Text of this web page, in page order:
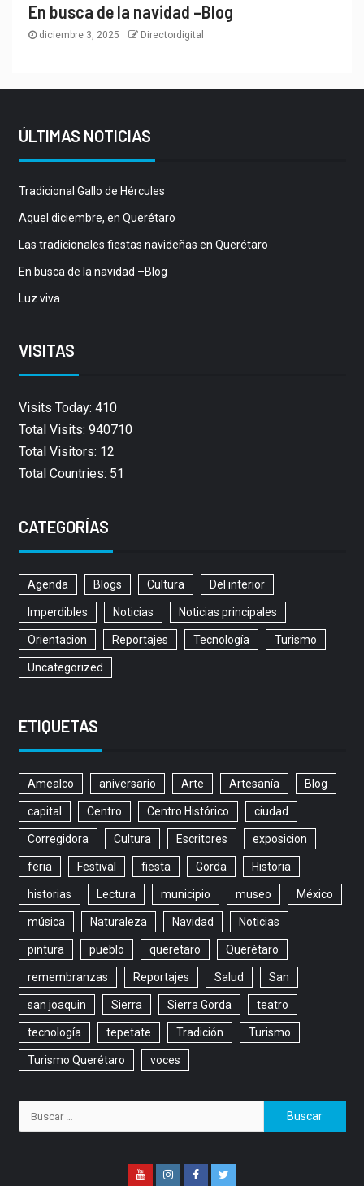
En busca de la navidad –Blog
diciembre 3, 2025 Directordigital
ÚLTIMAS NOTICIAS
Tradicional Gallo de Hércules
Aquel diciembre, en Querétaro
Las tradicionales fiestas navideñas en Querétaro
En busca de la navidad –Blog
Luz viva
VISITAS
Visits Today: 410
Total Visits: 940710
Total Visitors: 12
Total Countries: 51
CATEGORÍAS
Agenda Blogs Cultura Del interior
Imperdibles Noticias Noticias principales
Orientacion Reportajes Tecnología Turismo
Uncategorized
ETIQUETAS
Amealco aniversario Arte Artesanía Blog
capital Centro Centro Histórico ciudad
Corregidora Cultura Escritores exposicion
feria Festival fiesta Gorda Historia
historias Lectura municipio museo México
música Naturaleza Navidad Noticias
pintura pueblo queretaro Querétaro
remembranzas Reportajes Salud San
san joaquin Sierra Sierra Gorda teatro
tecnología tepetate Tradición Turismo
Turismo Querétaro voces